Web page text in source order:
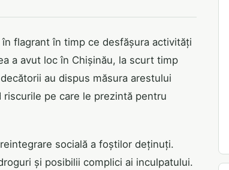
flagrant în timp ce desfășura activități
a avut loc în Chișinău, la scurt timp
au dispus măsura arestului
pe care le prezintă pentru
socială a foștilor deținuți.
și posibilii complici ai inculpatului.